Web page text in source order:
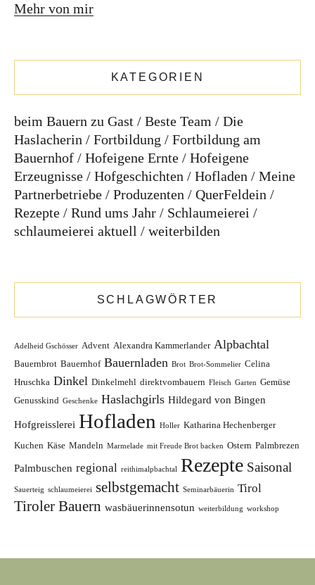
Bauernladen
Genusskind Geschenke Haslachgirls Hildegard von Bingen
Hofgreisslerei Hofladen
Katharina Hechenberger
Ostern
Palmbuschen regional reithimalpbachtal Rezepte Saisonal
Sauerteig schlaumeierei selbstgemacht Seminarbäuerin
Tiroler Bauern wasbäuerinnensotun weiterbildung
Mehr von mir
KATEGORIEN
beim Bauern zu Gast Beste Team
Die
Haslacherin
Fortbildung
Fortbildung am
Bauernhof
Hofeigene Ernte
Hofeigene
Erzeugnisse
Hofgeschichten Hofladen
Meine
Partnerbetriebe
Produzenten
QuerFeldein
Rezepte
Rund ums Jahr
Schlaumeierei
schlaumeierei aktuell
weiterbilden
SCHLAGWÖRTER
Adelheid Gschösser Advent Alexandra Kammerlander Alpbachtal
Bauernbrot Bauernhof Bauernladen Brot Brot-Sommelier Celina
Hruschka Dinkel Dinkelmehl direktvombauern Fleisch Garten Gemüse
Genusskind Geschenke Haslachgirls Hildegard von Bingen
Hofgreisslerei Hofladen Holler Katharina Hechenberger
Kuchen Käse Mandeln Marmelade mit Freude Brot backen Ostern Palmbrezen
Palmbuschen regional reithimalpbachtal Rezepte Saisonal
Sauerteig schlaumeierei selbstgemacht Seminarbäuerin Tirol
Tiroler Bauern wasbäuerinnensotun weiterbildung workshop